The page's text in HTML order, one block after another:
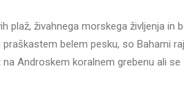
plaž, živahnega morskega življenja in
belem pesku, so Bahami
Androskem koralnem grebenu ali se